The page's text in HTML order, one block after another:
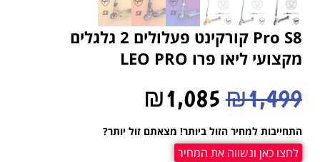
Pro S8 קורקינט פעלולים 2 גלגלים
מקצועי ליאו פרו LEO PRO
₪1,499
₪1,085
התחייבות למחיר הזול ביותר! מצאתם זול יותר?
לחצו כאן ונשווה את המחיר